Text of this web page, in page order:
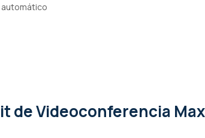
de Videoconferencia